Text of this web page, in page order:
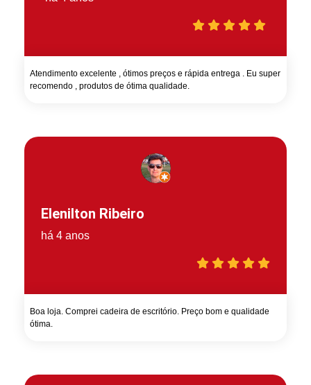
Atendimento excelente , ótimos preços e rápida entrega . Eu super
recomendo , produtos de ótima qualidade.
Elenilton Ribeiro
há 4 anos
Boa loja. Comprei cadeira de escritório. Preço bom e qualidade
ótima.